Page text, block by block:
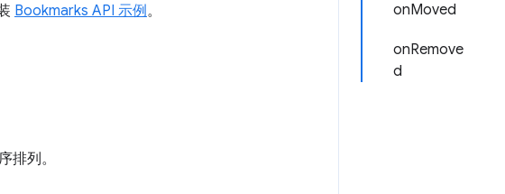
onMoved
onRemove
d
Bookmarks API 示例。
排列。